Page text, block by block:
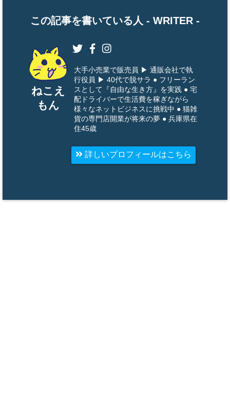
この記事を書いている人 - WRITER -
ねこえ
もん
大手小売業で販売員 ▶ 通販会社で執
行役員 ▶ 40代で脱サラ ● フリーラン
スとして『自由な生き方』を実践 ● 宅
配ドライバーで生活費を稼ぎながら
様々なネットビジネスに挑戦中 ● 猫雑
貨の専門店開業が将来の夢 ● 兵庫県在
住45歳
詳しいプロフィールはこちら